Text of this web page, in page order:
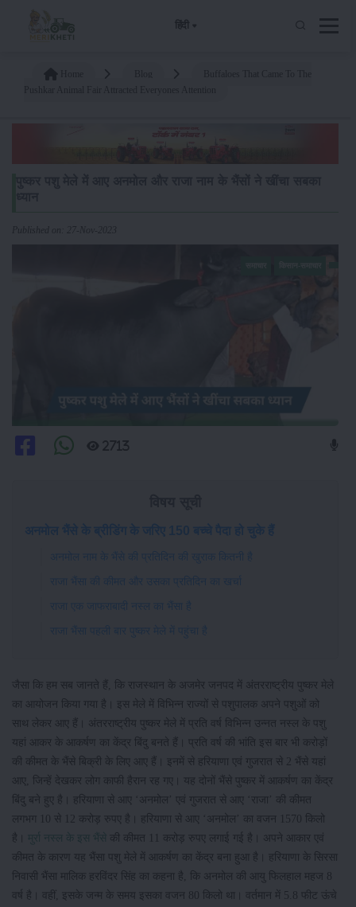
हिंदी
Published on: 27-Nov-2023
2713
अनमोल भैंसे के ब्रीडिंग के जरिए 150 बच्चे पैदा हो चुके हैं
अनमोल नाम के भैंसे की प्रतिदिन की खुराक कितनी है
राजा भैंसा की कीमत और उसका प्रतिदिन का खर्चा
राजा एक जाफराबादी नस्ल का भैंसा है
राजा भैंसा पहली बार पुष्कर मेले में पहुंचा है
जैसा कि हम सब जानते हैं, कि राजस्थान के अजमेर जनपद में अंतरराष्ट्रीय पुष्कर मेले
का आयोजन किया गया है। इस मेले में विभिन्न राज्यों से पशुपालक अपने पशुओं को
साथ लेकर आए हैं। अंतरराष्ट्रीय पुष्कर मेले में प्रति वर्ष विभिन्न उन्नत नस्ल के पशु
यहां आकर के आकर्षण का केंद्र बिंदु बनते हैं। प्रति वर्ष की भांति इस बार भी करोड़ों
की कीमत के भैंसे बिक्री के लिए आए हैं। इनमें से हरियाणा एवं गुजरात से 2 भैंसे यहां
आए, जिन्हें देखकर लोग काफी हैरान रह गए। यह दोनों भैंसे पुष्कर में आकर्षण का केंद्र
बिंदु बने हुए है। हरियाणा से आए ‘अनमोल’ एवं गुजरात से आए ‘राजा’ की कीमत
लगभग 10 से 12 करोड़ रुपए है। हरियाणा से आए ‘अनमोल’ का वजन 1570 किलो
है। मुर्रा नस्ल के इस भैंसे
की कीमत 11 करोड़ रुपए लगाई गई है। अपने आकार एवं
कीमत के कारण यह भैंसा पशु मेले में आकर्षण का केंद्र बना हुआ है। हरियाणा के सिरसा
निवासी भैंसा मालिक हरविंदर सिंह का कहना है, कि अनमोल की आयु फिलहाल महज 8
वर्ष है। वहीं, इसके जन्म के समय इसका वजन 80 किलो था। वर्तमान में 5.8 फीट ऊंचे